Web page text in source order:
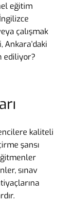
eğitim
çalışmak
Ankara’daki
ediliyor?
kaliteli
şansı
sınav